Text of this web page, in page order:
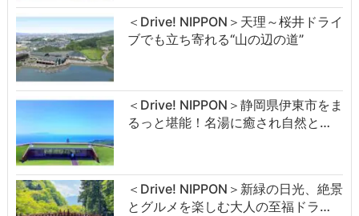
＜Drive! NIPPON＞天理～桜井ドライ
ブでも立ち寄れる“山の辺の道”
＜Drive! NIPPON＞静岡県伊東市をま
るっと堪能！名湯に癒され自然と…
＜Drive! NIPPON＞新緑の日光、絶景
とグルメを楽しむ大人の至福ドラ…